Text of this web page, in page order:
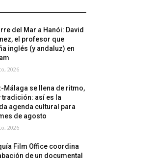
del Mar a Hanói: David
el profesor que
inglés (y andaluz) en
2026
Málaga se llena de ritmo,
tradición: así es la
agenda cultural para
de agosto
2026
Film Office coordina
de un documental